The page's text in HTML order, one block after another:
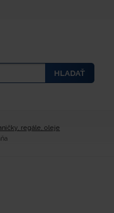
HLADAŤ
regále, oleje